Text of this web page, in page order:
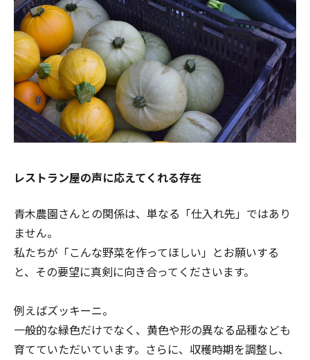
レストラン屋の声に応えてくれる存在
青木農園さんとの関係は、単なる「仕入れ先」ではあり
ません。
私たちが「こんな野菜を作ってほしい」とお願いする
と、その要望に真剣に向き合ってくださいます。
例えばズッキーニ。
一般的な緑色だけでなく、黄色や形の異なる品種なども
育てていただいています。さらに、収穫時期を調整し、